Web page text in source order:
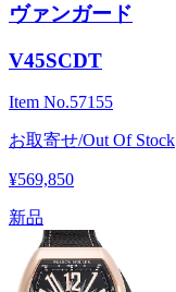
ヴァンガード
V45SCDT
Item No.57155
お取寄せ/Out Of Stock
¥569,850
新品